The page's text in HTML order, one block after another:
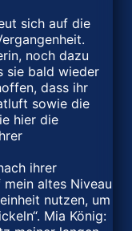
sich auf die
noch dazu
sie bald wieder
dass ihr
sowie die
hier die
ihrer
altes Niveau
nutzen, um
Mia König: